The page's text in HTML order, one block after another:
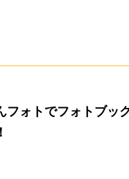
フォトでフォトブッ